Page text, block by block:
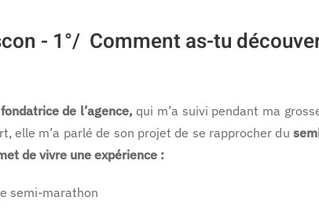
- 1°/ Comment as-tu
de l’agence, qui m’a suivi pendant ma
elle m’a parlé de son projet de se rapprocher du
de vivre une expérience :
semi-marathon